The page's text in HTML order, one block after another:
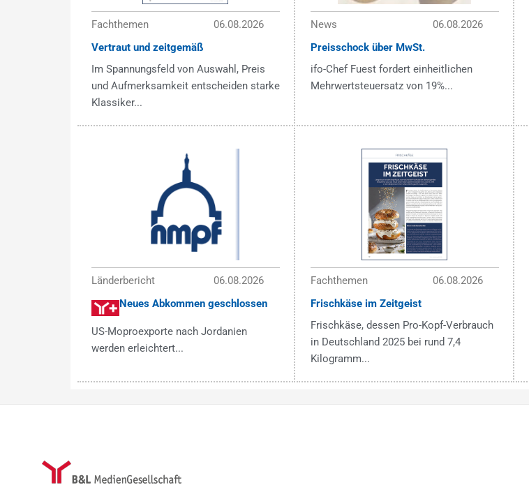
Fachthemen
06.08.2026
Vertraut und zeitgemäß
Im Spannungsfeld von Auswahl, Preis
und Aufmerksamkeit entscheiden starke
Klassiker...
News
06.08.2026
Preisschock über MwSt.
ifo-Chef Fuest fordert einheitlichen
Mehrwertsteuersatz von 19%...
Länderbericht
06.08.2026
Neues Abkommen geschlossen
US-Moproexporte nach Jordanien
werden erleichtert...
Fachthemen
06.08.2026
Frischkäse im Zeitgeist
Frischkäse, dessen Pro-Kopf-Verbrauch
in Deutschland 2025 bei rund 7,4
Kilogramm...